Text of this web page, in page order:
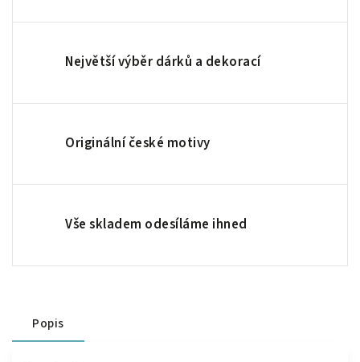
Největší výběr dárků a dekorací
Originální české motivy
Vše skladem odesíláme ihned
Popis